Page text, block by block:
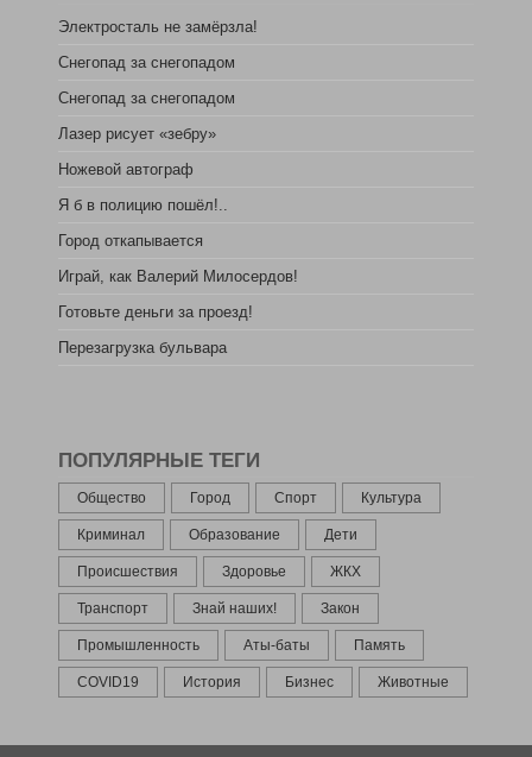
Электросталь не замёрзла!
Снегопад за снегопадом
Снегопад за снегопадом
Лазер рисует «зебру»
Ножевой автограф
Я б в полицию пошёл!..
Город откапывается
Играй, как Валерий Милосердов!
Готовьте деньги за проезд!
Перезагрузка бульвара
ПОПУЛЯРНЫЕ ТЕГИ
Общество Город Спорт Культура
Криминал Образование Дети
Происшествия Здоровье ЖКХ
Транспорт Знай наших! Закон
Промышленность Аты-баты Память
COVID19 История Бизнес Животные